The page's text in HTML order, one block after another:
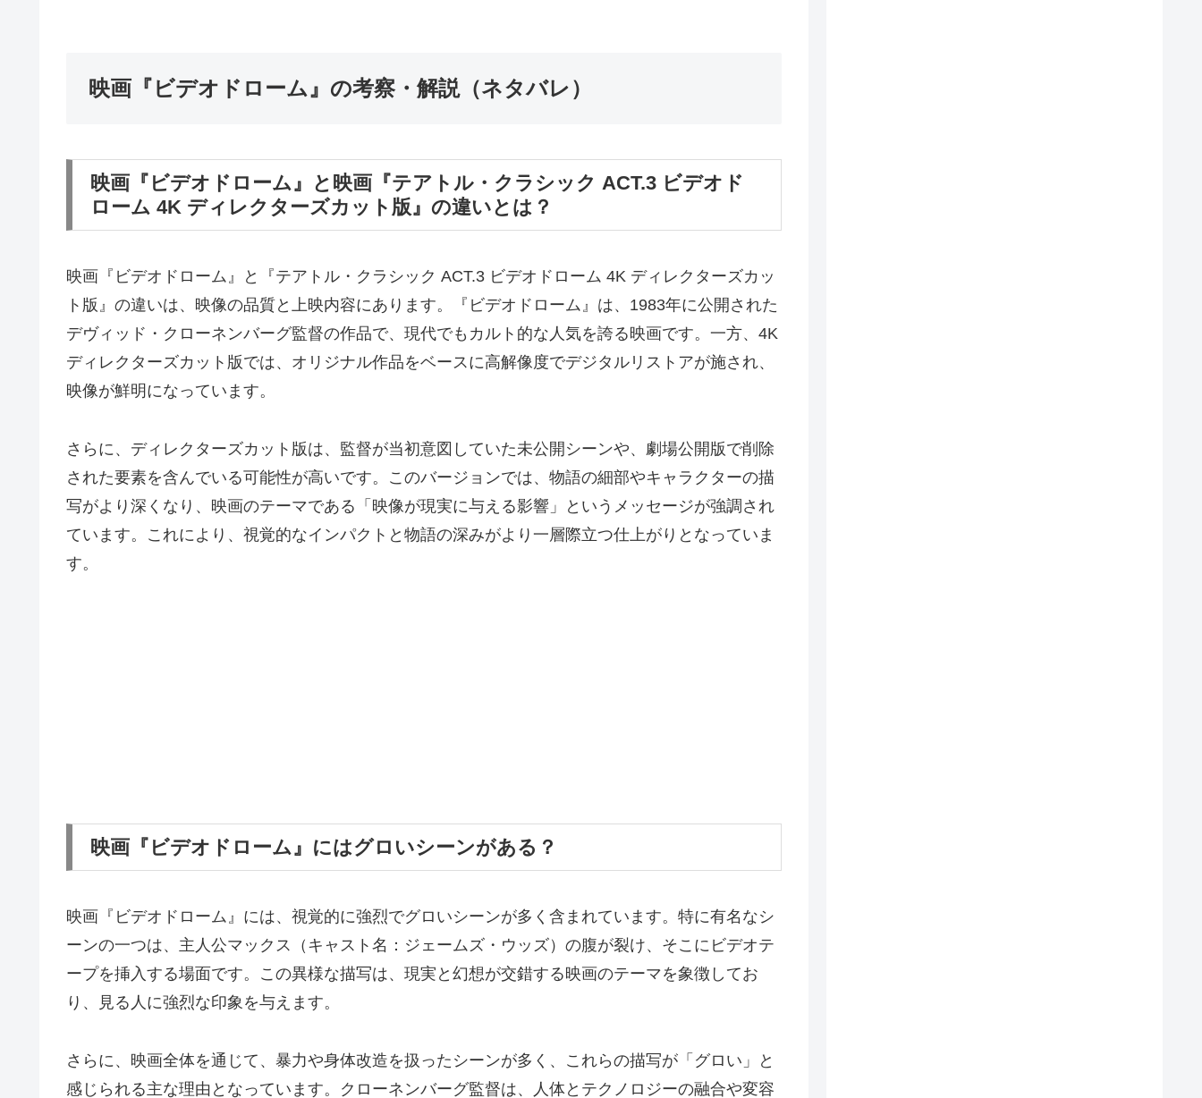
映画『ビデオドローム』の考察・解説（ネタバレ）
映画『ビデオドローム』と映画『テアトル・クラシック ACT.3 ビデオド
ローム 4K ディレクターズカット版』の違いとは？
映画『ビデオドローム』と『テアトル・クラシック ACT.3 ビデオドローム 4K ディレクターズカッ
ト版』の違いは、映像の品質と上映内容にあります。『ビデオドローム』は、1983年に公開された
デヴィッド・クローネンバーグ監督の作品で、現代でもカルト的な人気を誇る映画です。一方、4K
ディレクターズカット版では、オリジナル作品をベースに高解像度でデジタルリストアが施され、
映像が鮮明になっています。
さらに、ディレクターズカット版は、監督が当初意図していた未公開シーンや、劇場公開版で削除
された要素を含んでいる可能性が高いです。このバージョンでは、物語の細部やキャラクターの描
写がより深くなり、映画のテーマである「映像が現実に与える影響」というメッセージが強調され
ています。これにより、視覚的なインパクトと物語の深みがより一層際立つ仕上がりとなっていま
す。
映画『ビデオドローム』にはグロいシーンがある？
映画『ビデオドローム』には、視覚的に強烈でグロいシーンが多く含まれています。特に有名なシ
ーンの一つは、主人公マックス（キャスト名：ジェームズ・ウッズ）の腹が裂け、そこにビデオテ
ープを挿入する場面です。この異様な描写は、現実と幻想が交錯する映画のテーマを象徴してお
り、見る人に強烈な印象を与えます。
さらに、映画全体を通じて、暴力や身体改造を扱ったシーンが多く、これらの描写が「グロい」と
感じられる主な理由となっています。クローネンバーグ監督は、人体とテクノロジーの融合や変容